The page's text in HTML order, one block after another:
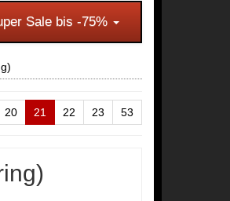
Sale bis -75%
20 21 22 23 53